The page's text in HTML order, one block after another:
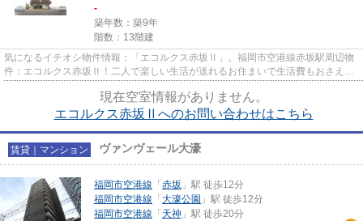
-
築年数：築9年
階数：13階建
気になるイチオシ物件情報：「エコルクス赤坂Ⅱ」。福岡市空港線赤坂駅周辺物
件：エコルクス赤坂Ⅱ！二人で楽しい生活が送れるお住まいで生活費もおさえら
れます！ぜひ何でもご相談くだ...
現在空室情報がありません。
エコルクス赤坂Ⅱへのお問い合わせはこちら
賃貸｜マンション ヴァンヴェール大濠
福岡市空港線 「赤坂 」駅 徒歩12分
福岡市空港線 「大濠公園 」駅 徒歩12分
福岡市空港線 「天神 」駅 徒歩20分